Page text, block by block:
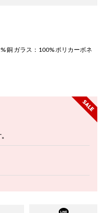
銅 ガラス：100% ポリカーボネ